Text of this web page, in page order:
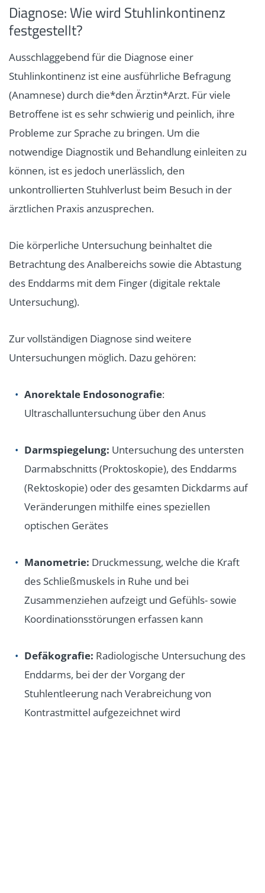
Diagnose: Wie wird Stuhlinkontinenz
festgestellt?
Ausschlaggebend für die Diagnose einer
Stuhlinkontinenz ist eine ausführliche Befragung
(Anamnese) durch die*den Ärztin*Arzt. Für viele
Betroffene ist es sehr schwierig und peinlich, ihre
Probleme zur Sprache zu bringen. Um die
notwendige Diagnostik und Behandlung einleiten zu
können, ist es jedoch unerlässlich, den
unkontrollierten Stuhlverlust beim Besuch in der
ärztlichen Praxis anzusprechen.
Die körperliche Untersuchung beinhaltet die
Betrachtung des Analbereichs sowie die Abtastung
des Enddarms mit dem Finger (digitale rektale
Untersuchung).
Zur vollständigen Diagnose sind weitere
Untersuchungen möglich. Dazu gehören:
Anorektale Endosonografie:
Ultraschalluntersuchung über den Anus
Darmspiegelung: Untersuchung des untersten
Darmabschnitts (Proktoskopie), des Enddarms
(Rektoskopie) oder des gesamten Dickdarms auf
Veränderungen mithilfe eines speziellen
optischen Gerätes
Manometrie: Druckmessung, welche die Kraft
des Schließmuskels in Ruhe und bei
Zusammenziehen aufzeigt und Gefühls- sowie
Koordinationsstörungen erfassen kann
Defäkografie: Radiologische Untersuchung des
Enddarms, bei der der Vorgang der
Stuhlentleerung nach Verabreichung von
Kontrastmittel aufgezeichnet wird